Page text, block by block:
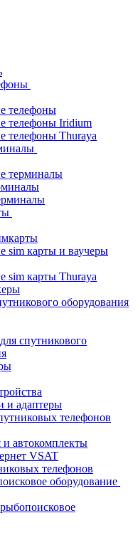
телефоны
телефоны Iridium
телефоны Thuraya
терминалы
sim карты и ваучеры
sim карты Thuraya
оборудования
спутникового
и адаптеры
телефонов
и автокомплекты
VSAT
телефонов
оборудование